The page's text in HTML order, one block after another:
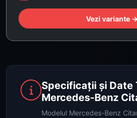
Vezi variante →
Specificații și Date
Mercedes-Benz
Modelul Mercedes-Benz